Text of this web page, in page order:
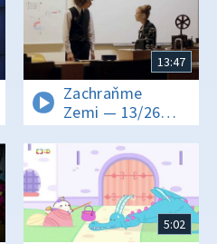
13:47
Zachraňme
Zemi — 13/26
Vyrušená rušička
5:02